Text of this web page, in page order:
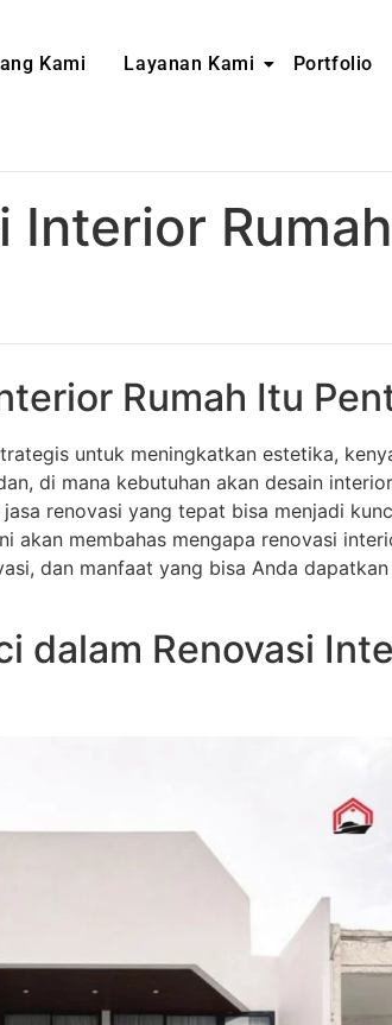
Kami Layanan Kami Portfolio
Interior
Rumah Itu
untuk meningkatkan estetika,
di mana kebutuhan akan desain
renovasi yang tepat bisa menjadi
akan membahas mengapa renovasi
dan manfaat yang bisa Anda
dalam Renovasi